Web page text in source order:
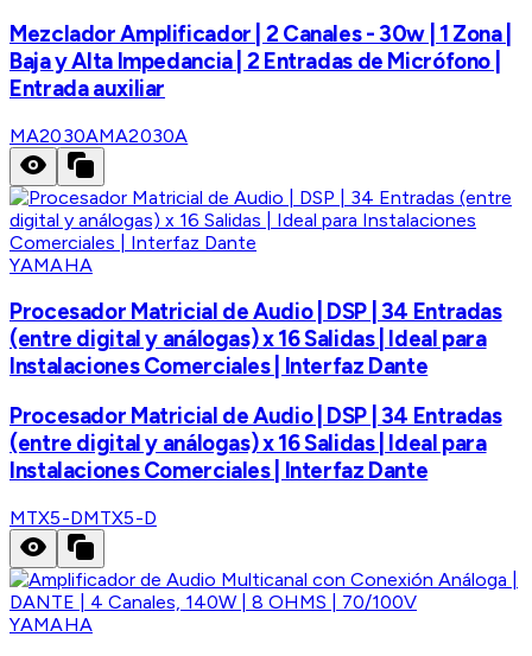
Mezclador Amplificador | 2 Canales - 30w | 1 Zona |
Baja y Alta Impedancia | 2 Entradas de Micrófono |
Entrada auxiliar
MA2030AMA2030A
YAMAHA
Procesador Matricial de Audio | DSP | 34 Entradas
(entre digital y análogas) x 16 Salidas | Ideal para
Instalaciones Comerciales | Interfaz Dante
Procesador Matricial de Audio | DSP | 34 Entradas
(entre digital y análogas) x 16 Salidas | Ideal para
Instalaciones Comerciales | Interfaz Dante
MTX5-DMTX5-D
YAMAHA